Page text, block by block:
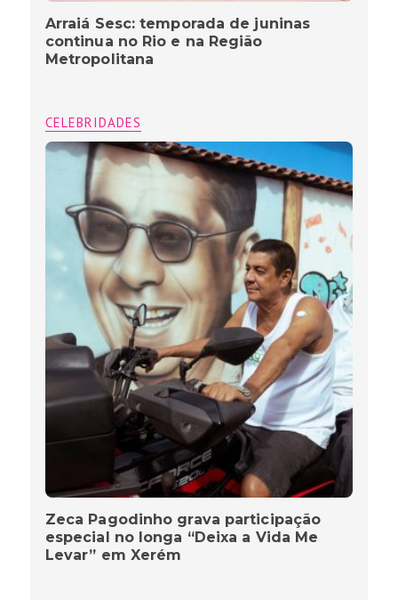
Arraiá Sesc: temporada de juninas
continua no Rio e na Região
Metropolitana
CELEBRIDADES
Zeca Pagodinho grava participação
especial no longa “Deixa a Vida Me
Levar” em Xerém